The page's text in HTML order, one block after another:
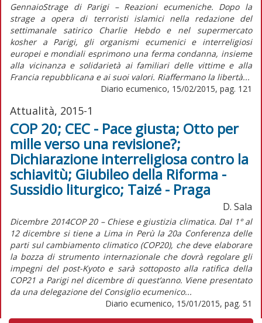
GennaioStrage di Parigi – Reazioni ecumeniche. Dopo la
strage a opera di terroristi islamici nella redazione del
settimanale satirico Charlie Hebdo e nel supermercato
kosher a Parigi, gli organismi ecumenici e interreligiosi
europei e mondiali esprimono una ferma condanna, insieme
alla vicinanza e solidarietà ai familiari delle vittime e alla
Francia repubblicana e ai suoi valori. Riaffermano la libertà...
Diario ecumenico, 15/02/2015, pag. 121
Attualità, 2015-1
COP 20; CEC - Pace giusta; Otto per
mille verso una revisione?;
Dichiarazione interreligiosa contro la
schiavitù; Giubileo della Riforma -
Sussidio liturgico; Taizé - Praga
D. Sala
Dicembre 2014COP 20 – Chiese e giustizia climatica. Dal 1° al
12 dicembre si tiene a Lima in Perù la 20a Conferenza delle
parti sul cambiamento climatico (COP20), che deve elaborare
la bozza di strumento internazionale che dovrà regolare gli
impegni del post-Kyoto e sarà sottoposto alla ratifica della
COP21 a Parigi nel dicembre di quest’anno. Viene presentato
da una delegazione del Consiglio ecumenico...
Diario ecumenico, 15/01/2015, pag. 51